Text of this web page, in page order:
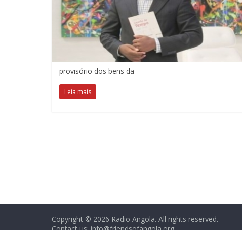
provisório dos bens da
Leia mais
Copyright © 2026 Radio Angola. All rights reserved.